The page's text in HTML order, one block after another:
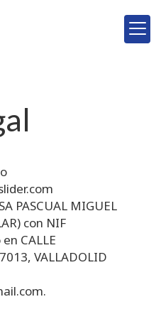
PASCUAL MIGUEL
con NIF
en CALLE
, VALLADOLID
.